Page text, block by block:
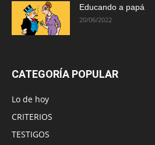
Educando a papá
20/06/2022
CATEGORÍA POPULAR
Lo de hoy
CRITERIOS
TESTIGOS